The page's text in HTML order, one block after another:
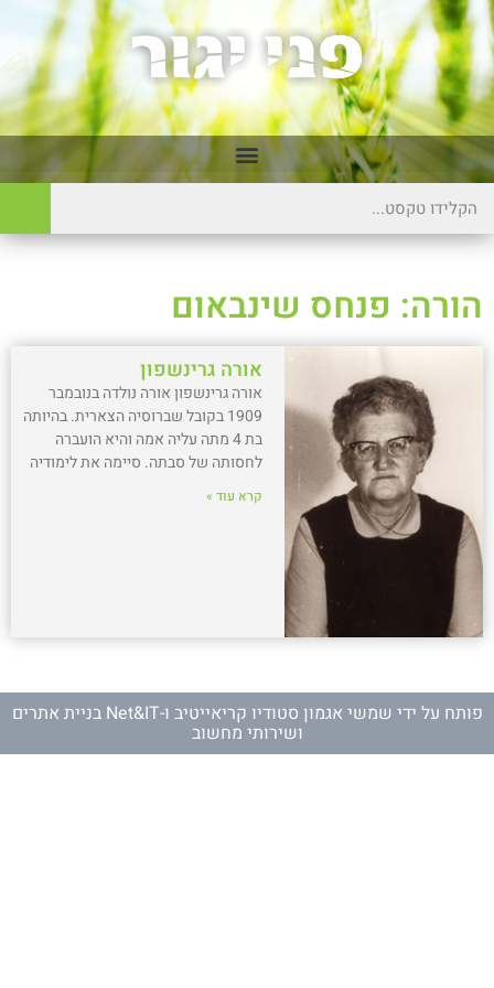
הורה: פנחס שינבאום
אורה גרינשפון
אורה גרינשפון אורה נולדה בנובמבר
1909 בקובל שברוסיה הצארית. בהיותה
בת 4 מתה עליה אמה והיא הועברה
לחסותה של סבתה. סיימה את לימודיה
קרא עוד »
פותח על ידי שמשי אגמון סטודיו קריאייטיב ו- Net&IT בניית אתרים
ושירותי מחשוב